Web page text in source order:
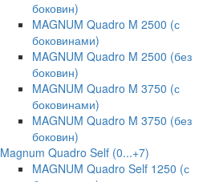
боковин)
MAGNUM Quadro M 2500 (с
боковинами)
MAGNUM Quadro M 2500 (без
боковин)
MAGNUM Quadro M 3750 (с
боковинами)
MAGNUM Quadro M 3750 (без
боковин)
Magnum Quadro Self (0...+7)
MAGNUM Quadro Self 1250 (с